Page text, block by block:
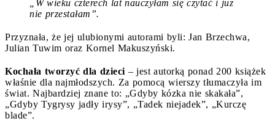
„W wieku czterech lat nauczyłam się czytać i już
nie przestałam”.
Przyznała, że jej ulubionymi autorami byli: Jan Brzechwa,
Julian Tuwim oraz Kornel Makuszyński.
Kochała tworzyć dla dzieci – jest autorką ponad 200 książek
właśnie dla najmłodszych. Za pomocą wierszy tłumaczyła im
świat. Najbardziej znane to: „Gdyby kózka nie skakała”,
„Gdyby Tygrysy jadły irysy”, „Tadek niejadek”, „Kurczę
blade”.